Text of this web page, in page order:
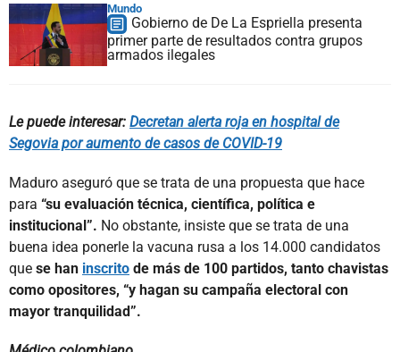
Mundo
Gobierno de De La Espriella presenta
primer parte de resultados contra grupos
armados ilegales
Le puede interesar: Decretan alerta roja en hospital de
Segovia por aumento de casos de COVID-19
Maduro aseguró que se trata de una propuesta que hace
para “su evaluación técnica, científica, política e
institucional”. No obstante, insiste que se trata de una
buena idea ponerle la vacuna rusa a los 14.000 candidatos
que se han inscrito de más de 100 partidos, tanto chavistas
como opositores, “y hagan su campaña electoral con
mayor tranquilidad”.